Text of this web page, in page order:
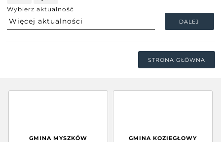
Wybierz aktualność
DALEJ
STRONA GŁÓWNA
GMINA MYSZKÓW GMINA KOZIEGŁOWY